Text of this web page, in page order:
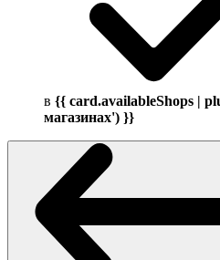
в {{ card.availableShops |
магазинах') }}